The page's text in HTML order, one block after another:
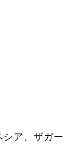
ア、ザガー